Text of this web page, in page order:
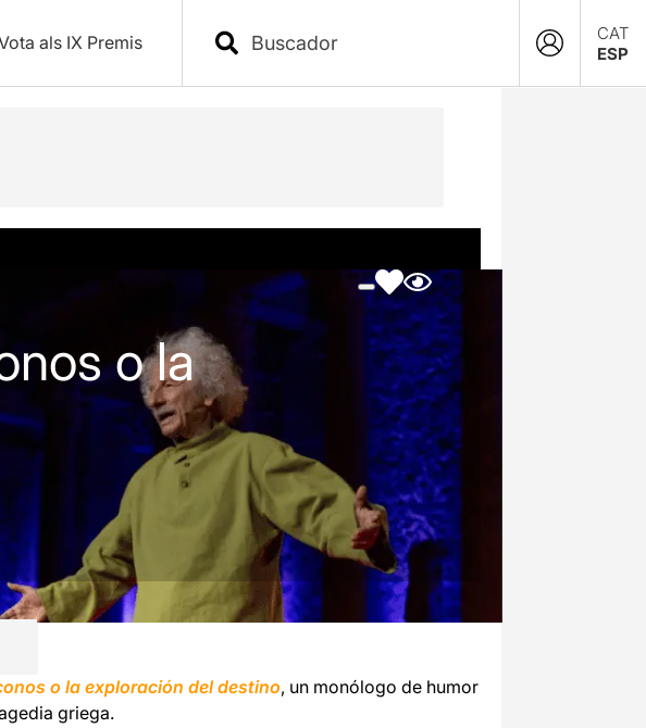
als IX Premis
CAT
ESP
o la
o la exploración del destino, un monólogo de humor
griega.